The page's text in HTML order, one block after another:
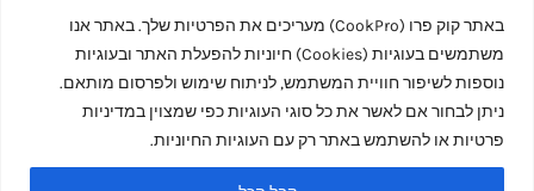
באתר קוק פרו (CookPro) מעריכים את הפרטיות שלך. באתר אנו
משתמשים בעוגיות (Cookies) חיוניות להפעלת האתר ובעוגיות
נוספות לשיפור חוויית המשתמש, לניתוח שימוש ולפרסום מותאם.
ניתן לבחור אם לאשר את כל סוגי העוגיות כפי שמצוין במדיניות
פרטיות או להשתמש באתר רק עם העוגיות החיוניות.
Copyright © 2026 קוק פרו - לבשל כמו מקצוענים